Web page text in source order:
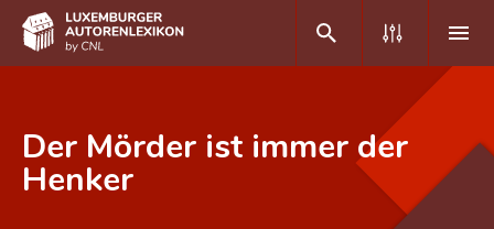
DE FR
Der Mörder ist immer der
Henker